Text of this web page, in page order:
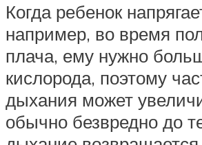
Когда ребенок
например, во время
плача, ему нужно
кислорода, поэтому
дыхания может
обычно безвредно до